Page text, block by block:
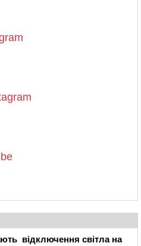
відключення світла на